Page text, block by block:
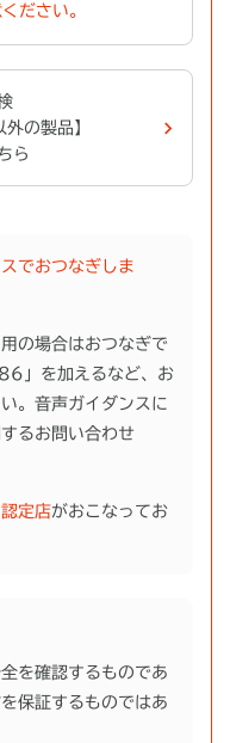
ださい。
外の製品】
ら
でおつなぎしま
の場合はおつなぎで
」を加えるなど、お
。音声ガイダンスに
るお問い合わせ
定店がおこなってお
を確認するものであ
保証するものではあ